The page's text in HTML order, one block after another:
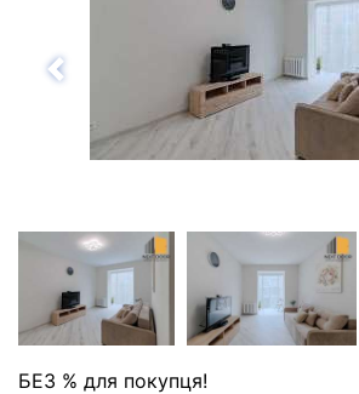
Назад
БЕЗ % для покупця!